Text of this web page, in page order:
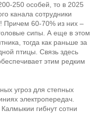
250 особей, то в 2025
канала сотрудники
Причем 60-70% из них –
сипы. А еще в этом
тогда как раньше за
птицы. Связь здесь
этим редким
угроз для степных
электропередач.
гибнут сотни